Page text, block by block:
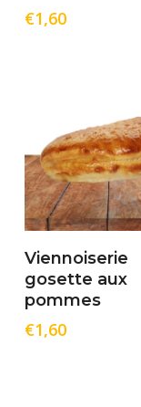
€1,60
Ajouter Au
Viennoiserie
gosette aux
pommes
€1,60